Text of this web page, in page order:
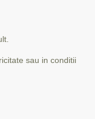
sau in conditii